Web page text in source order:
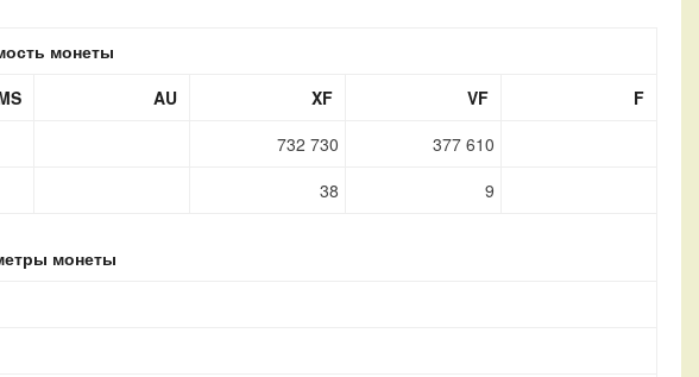
монеты
AU XF VF
F
732 730
377 610
38 9
монеты